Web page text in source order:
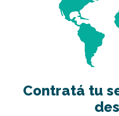
Contratá tu